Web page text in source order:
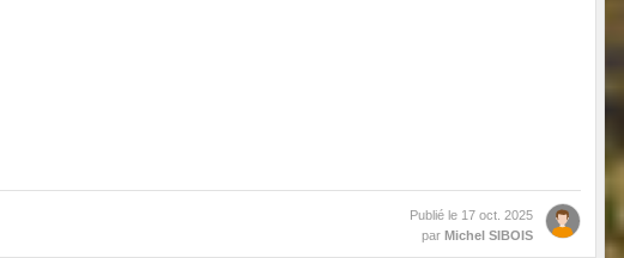
Publié le 17 oct. 2025
par Michel SIBOIS